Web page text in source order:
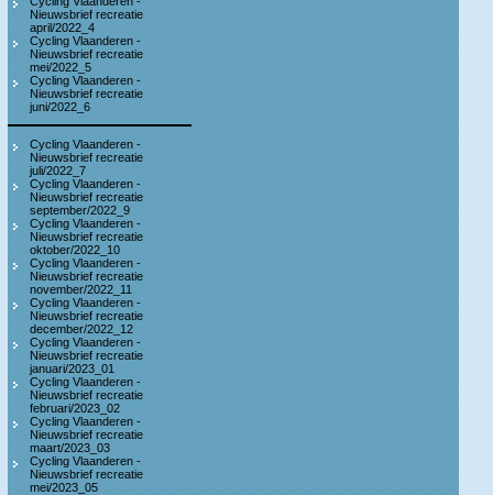
Nieuwsbrief recreatie
april/2022_4
Cycling Vlaanderen -
Nieuwsbrief recreatie
mei/2022_5
Cycling Vlaanderen -
Nieuwsbrief recreatie
juni/2022_6
Cycling Vlaanderen -
Nieuwsbrief recreatie
juli/2022_7
Cycling Vlaanderen -
Nieuwsbrief recreatie
september/2022_9
Cycling Vlaanderen -
Nieuwsbrief recreatie
oktober/2022_10
Cycling Vlaanderen -
Nieuwsbrief recreatie
november/2022_11
Cycling Vlaanderen -
Nieuwsbrief recreatie
december/2022_12
Cycling Vlaanderen -
Nieuwsbrief recreatie
januari/2023_01
Cycling Vlaanderen -
Nieuwsbrief recreatie
februari/2023_02
Cycling Vlaanderen -
Nieuwsbrief recreatie
maart/2023_03
Cycling Vlaanderen -
Nieuwsbrief recreatie
mei/2023_05